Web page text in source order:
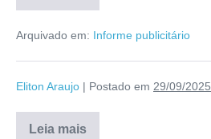
Arquivado em: Informe publicitário
Eliton Araujo | Postado em 29/09/2025
Leia mais